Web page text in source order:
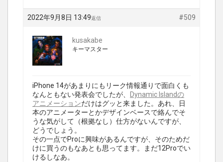
2022年9月8日 13:49 #509
返信
kusakabe
キーマスター
iPhone 14があまりにもリーク情報通りで面白くも
なんともない発表会でしたが、
Dynamic Islandの
アニメーションだけはグッと来ました。あれ、日
本のアニメーターとかデザインベースで絡んでそ
うな気がして（根拠なし）仕方がないんですが、
どうでしょう。
その一点でProに興味があるんですが、そのためだ
けに買うのもなあとも思ってます。まだ12Proでい
けるしなあ。